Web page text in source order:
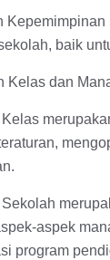
baik
Kelas dan
aspek
program